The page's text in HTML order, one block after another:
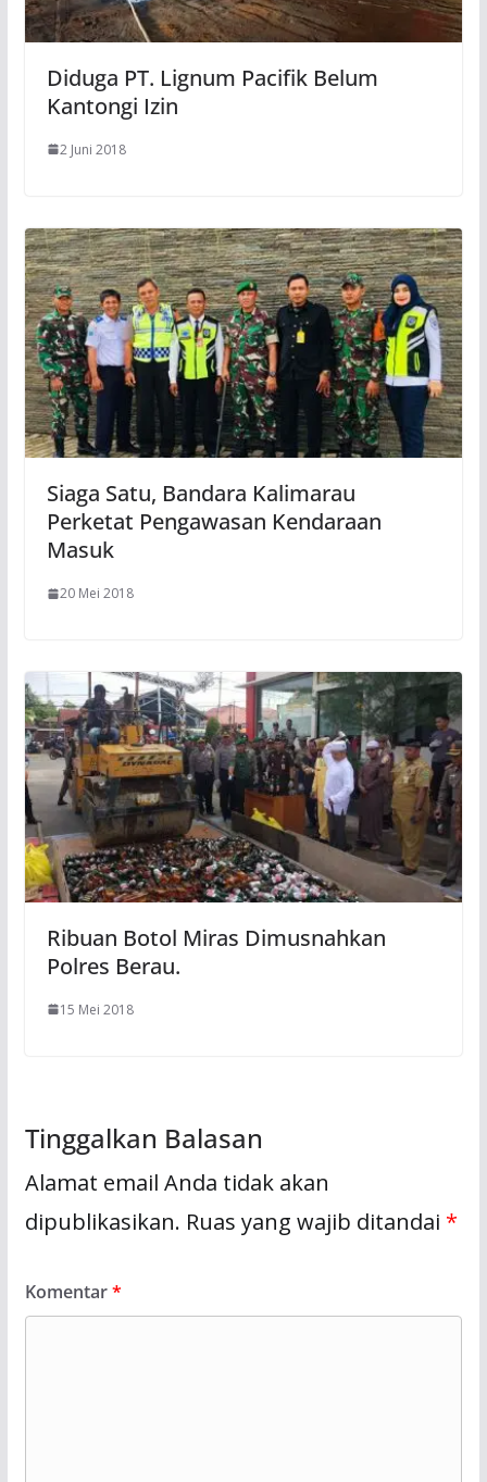
Diduga PT. Lignum Pacifik Belum
Kantongi Izin
2 Juni 2018
Siaga Satu, Bandara Kalimarau
Perketat Pengawasan Kendaraan
Masuk
20 Mei 2018
Ribuan Botol Miras Dimusnahkan
Polres Berau.
15 Mei 2018
Tinggalkan Balasan
Alamat email Anda tidak akan
dipublikasikan. Ruas yang wajib ditandai *
Komentar*